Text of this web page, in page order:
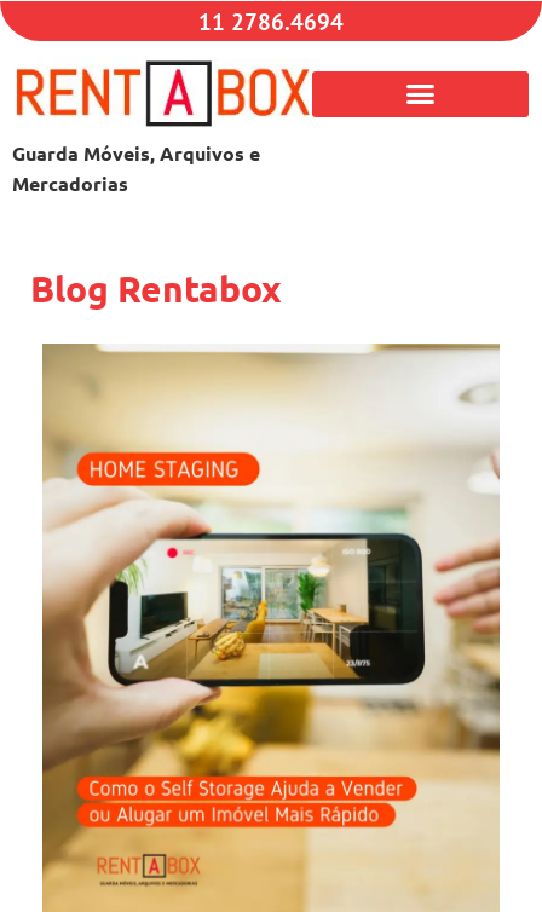
11 2786.4694
Guarda Móveis, Arquivos e
Mercadorias
Blog Rentabox